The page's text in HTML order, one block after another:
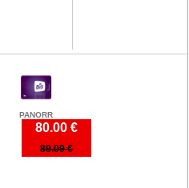
PANORR
80.00 €
89.09 €